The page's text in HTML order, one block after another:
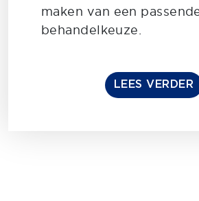
maken van een
behandelkeuze.
LEES VERDER